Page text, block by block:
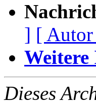
] [
Weitere
Dieses